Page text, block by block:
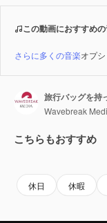
この動画におすすめ
さらに多くの音楽オプ
旅行バッグを持
Wavebreak
こちらもおすすめ
休日 休暇